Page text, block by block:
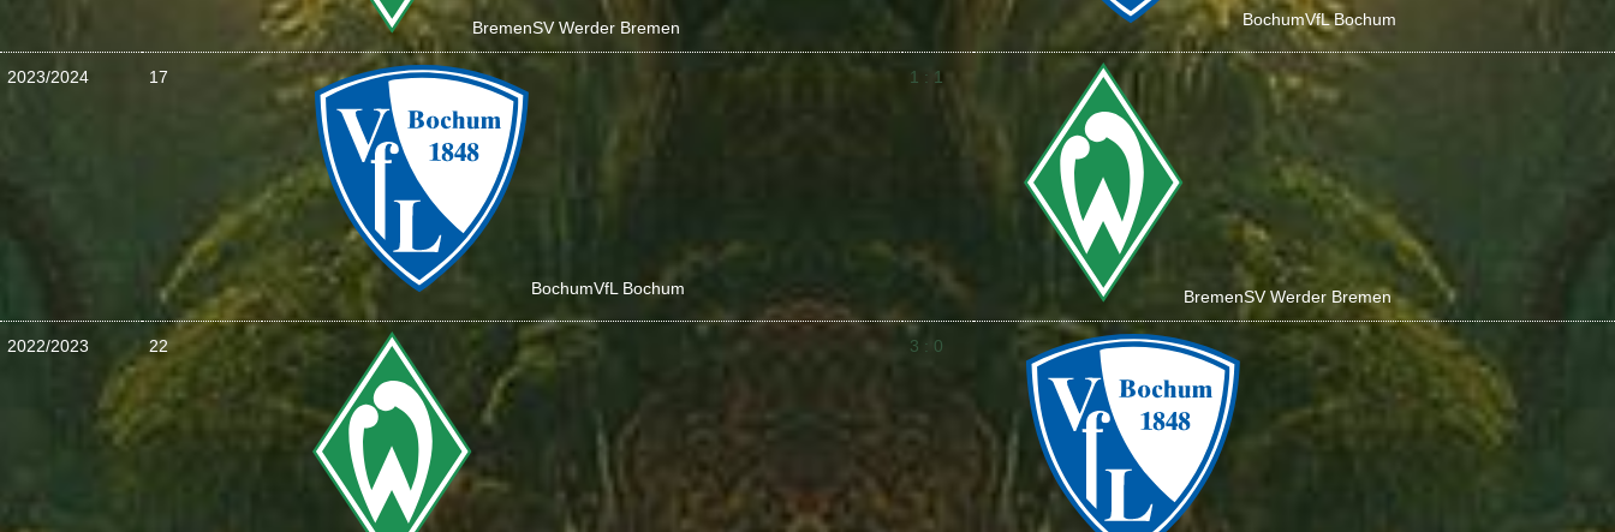
BremenSV Werder Bremen BochumVfL Bochum
2023/2024 17
BochumVfL Bochum
1 : 1
BremenSV Werder Bremen
2022/2023 22 3 : 0